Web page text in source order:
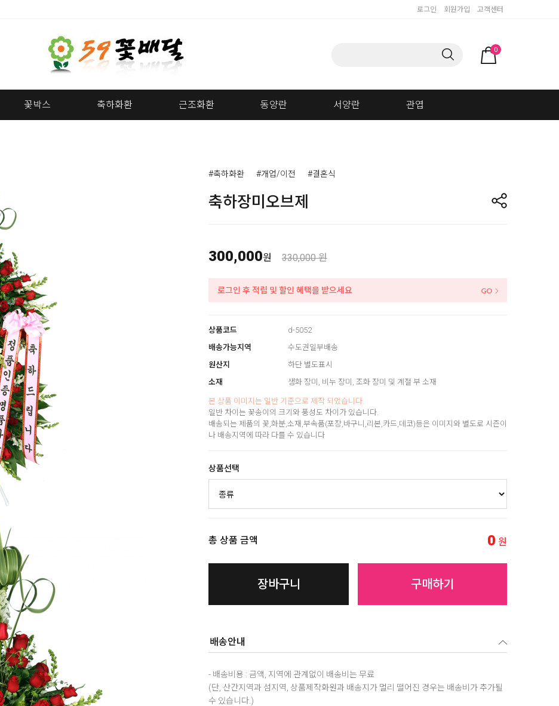
로그인 회원가입 고객센터
0
꽃박스 축하화환 근조화환 동양란 서양란 관엽
#축하화환 #개업/이전 #결혼식
축하장미오브제
300,000원 330,000 원
로그인 후 적립 및 할인 혜택을 받으세요
상품코드
d-5052
배송가능지역
수도권일부배송
원산지
하단 별도표시
소재
생화 장미, 비누 장미, 조화 장미 및 계절 부 소재
본 상품 이미지는 일반 기준으로 제작 되었습니다.
일반 차이는 꽃송이의 크기와 풍성도 차이가 있습니다.
배송되는 제품의 꽃,화분,소재,부속품(포장,바구니,리본,카드,데코)등은 이미지와 별도로 시즌이
나 배송지역에 따라 다를 수 있습니다
상품선택
총 상품 금액 0 원
장바구니 구매하기
배송안내
- 배송비용 : 금액, 지역에 관계없이 배송비는 무료
(단, 산간지역과 섬지역, 상품제작화원과 배송지가 멀리 떨어진 경우는 배송비가 추가될
수 있습니다.)